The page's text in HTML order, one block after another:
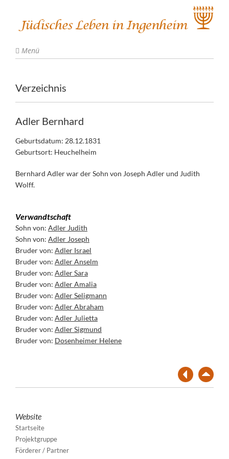
Menü
Verzeichnis
Adler Bernhard
Geburtsdatum: 28.12.1831
Geburtsort: Heuchelheim
Bernhard Adler war der Sohn von Joseph Adler und Judith
Wolff.
Verwandtschaft
Sohn von: Adler Judith
Sohn von: Adler Joseph
Bruder von: Adler Israel
Bruder von: Adler Anselm
Bruder von: Adler Sara
Bruder von: Adler Amalia
Bruder von: Adler Seligmann
Bruder von: Adler Abraham
Bruder von: Adler Julietta
Bruder von: Adler Sigmund
Bruder von: Dosenheimer Helene
Website
Startseite
Projektgruppe
Förderer / Partner